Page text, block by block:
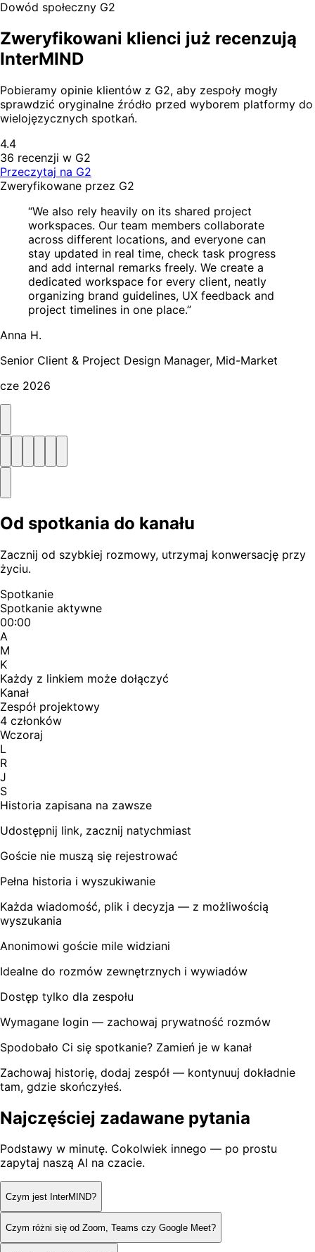
Dowód społeczny G2
Zweryfikowani klienci już recenzują
InterMIND
Pobieramy opinie klientów z G2, aby zespoły mogły
sprawdzić oryginalne źródło przed wyborem platformy do
wielojęzycznych spotkań.
4.4
36 recenzji w G2
Przeczytaj na G2
Zweryfikowane przez G2
“We also rely heavily on its shared project
workspaces. Our team members collaborate
across different locations, and everyone can
stay updated in real time, check task progress
and add internal remarks freely. We create a
dedicated workspace for every client, neatly
organizing brand guidelines, UX feedback and
project timelines in one place.”
Anna H.
Senior Client & Project Design Manager, Mid-Market
cze 2026
Od spotkania do kanału
Zacznij od szybkiej rozmowy, utrzymaj konwersację przy
życiu.
Spotkanie
Spotkanie aktywne
00:00
A
M
K
Każdy z linkiem może dołączyć
Kanał
Zespół projektowy
4 członków
Wczoraj
L
R
J
S
Historia zapisana na zawsze
Udostępnij link, zacznij natychmiast
Goście nie muszą się rejestrować
Pełna historia i wyszukiwanie
Każda wiadomość, plik i decyzja — z możliwością
wyszukania
Anonimowi goście mile widziani
Idealne do rozmów zewnętrznych i wywiadów
Dostęp tylko dla zespołu
Wymagane login — zachowaj prywatność rozmów
Spodobało Ci się spotkanie? Zamień je w kanał
Zachowaj historię, dodaj zespół — kontynuuj dokładnie
tam, gdzie skończyłeś.
Najczęściej zadawane pytania
Podstawy w minutę. Cokolwiek innego — po prostu
zapytaj naszą AI na czacie.
Czym jest InterMIND?
Czym różni się od Zoom, Teams czy Google Meet?